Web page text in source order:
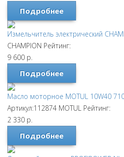
Подробнее
Измельчитель электрический
CHAMPION Рейтинг:
9 600 р.
Подробнее
Масло моторное MOTUL 10W40
Артикул:112874 MOTUL Рейтинг:
2 330 р.
Подробнее